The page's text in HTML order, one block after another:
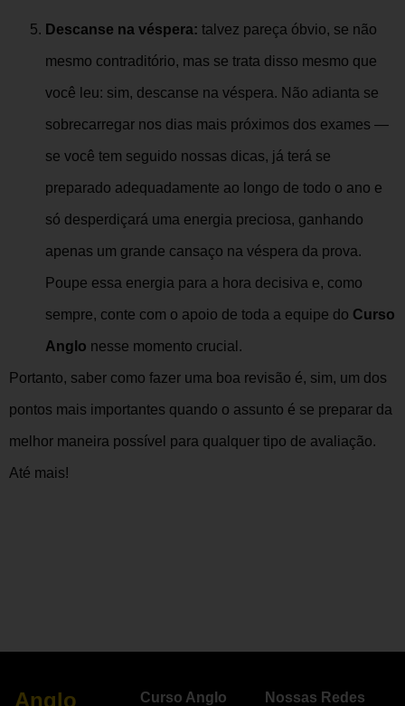
Descanse na véspera: talvez pareça óbvio, se não
mesmo contraditório, mas se trata disso mesmo que
você leu: sim, descanse na véspera. Não adianta se
sobrecarregar nos dias mais próximos dos exames —
se você tem seguido nossas dicas, já terá se
preparado adequadamente ao longo de todo o ano e
só desperdiçará uma energia preciosa, ganhando
apenas um grande cansaço na véspera da prova.
Poupe essa energia para a hora decisiva e, como
sempre, conte com o apoio de toda a equipe do Curso
Anglo nesse momento crucial.
Portanto, saber como fazer uma boa revisão é, sim, um dos
pontos mais importantes quando o assunto é se preparar da
melhor maneira possível para qualquer tipo de avaliação.
Até mais!
Anglo
Curso Anglo
Nossas Redes